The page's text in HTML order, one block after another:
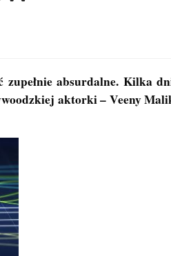
absurdalne. Kilka
aktorki – Veeny